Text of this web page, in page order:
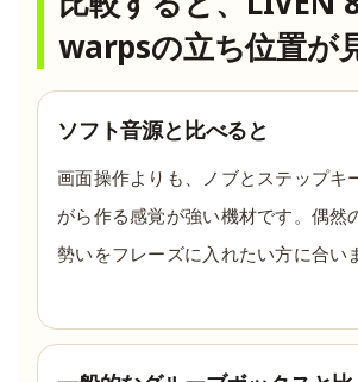
warpsの立ち位置が
ソフト音源と比べると
画面操作よりも、ノブとステップキ
がら作る感覚が強い機材です。偶然
勢いをフレーズに入れたい方に合い